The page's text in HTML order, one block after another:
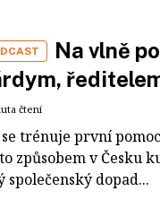
Na vlně
čtení
se trénuje první
způsobem v Česku
společenský dopad...